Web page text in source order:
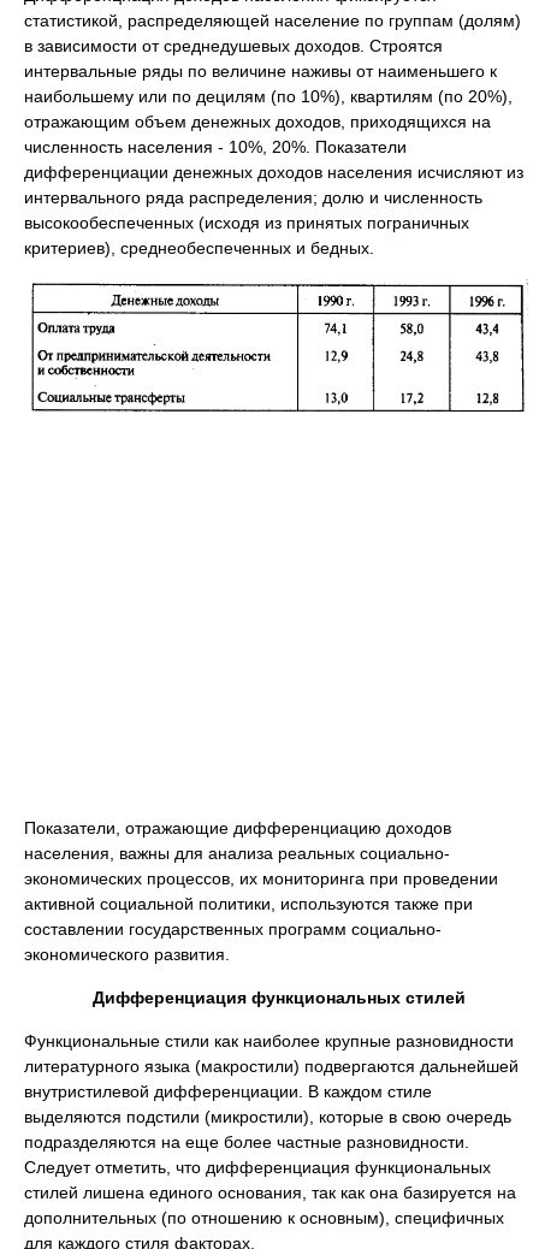
статистикой, распределяющей население по группам (долям)
в зависимости от среднедушевых доходов. Строятся
интервальные ряды по величине наживы от наименьшего к
наибольшему или по децилям (по 10%), квартилям (по 20%),
отражающим объем денежных доходов, приходящихся на
численность населения - 10%, 20%. Показатели
дифференциации денежных доходов населения исчисляют из
интервального ряда распределения; долю и численность
высокообеспеченных (исходя из принятых пограничных
критериев), среднеобеспеченных и бедных.
Показатели, отражающие дифференциацию доходов
населения, важны для анализа реальных социально-
экономических процессов, их мониторинга при проведении
активной социальной политики, используются также при
составлении государственных программ социально-
экономического развития.
Дифференциация функциональных стилей
Функциональные стили как наиболее крупные разновидности
литературного языка (макростили) подвергаются дальнейшей
внутристилевой дифференциации. В каждом стиле
выделяются подстили (микростили), которые в свою очередь
подразделяются на еще более частные разновидности.
Следует отметить, что дифференциация функциональных
стилей лишена единого основания, так как она базируется на
дополнительных (по отношению к основным), специфичных
для каждого стиля факторах.